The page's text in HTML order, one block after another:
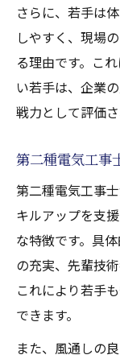
さらに、若手は
しやすく、現場
る理由です。こ
い若手は、企業
戦力として評価さ
第二種電気工事
第二種電気工事
キルアップを支
な特徴です。具
の充実、先輩技
これにより若手
できます。
また、風通しの